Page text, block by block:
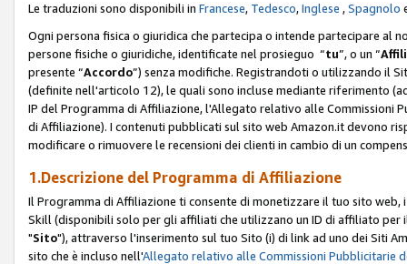
Le traduzioni sono disponibili in Francese, Tedesco,Inglese ,Spagnolo
Ogni persona fisica o giuridica che partecipa o intende partecipare al
persone fisiche o giuridiche, identificate nel prosieguo “tu”, o un “
presente “Accordo”) senza modifiche. Registrandoti o utilizzando il
(definite nell'articolo 12), le quali sono incluse mediante riferimento
IP del Programma di Affiliazione, l'Allegato relativo alle Commissioni
di Affiliazione). I contenuti pubblicati sul sito web Amazon.it devono
modificare o rimuovere le recensioni dei clienti in cambio di un
1.Descrizione del Programma di Affiliazione
Il Programma di Affiliazione ti consente di monetizzare il tuo sito
Skill (disponibili solo per gli affiliati che utilizzano un ID di affiliato per
"Sito"), attraverso l'inserimento sul tuo Sito (i) di link ad uno dei Siti
sito che è incluso nell'Allegato relativo alle Commissioni Pubblicitarie